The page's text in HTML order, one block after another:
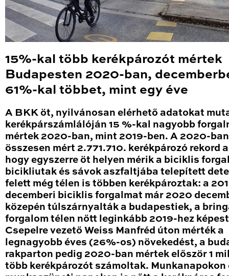
15%-kal több kerékpározót mértek
Budapesten 2020-ban,
61%-kal többet, mint egy éve
A BKK öt, nyilvánosan elérhető adatokat
kerékpárszámlálóján 15 %-kal nagyobb
mértek 2020-ban, mint 2019-ben. A 2020-ban
összesen mért 2.771.710. kerékpározó rekord
hogy egyszerre öt helyen mérik a biciklis
bicikliutak és sávok aszfaltjába telepített
felett még télen is többen kerékpároztak: a
decemberi biciklis forgalmat már 2020
közepén túlszárnyalták a budapestiek, a
forgalom télen nőtt leginkább 2019-hez
Csepelre vezető Weiss Manfréd úton mérték a
legnagyobb éves (26%-os) növekedést, a
rakparton pedig 2020-ban mértek először 1
több kerékpározót számoltak. Munkanapokon